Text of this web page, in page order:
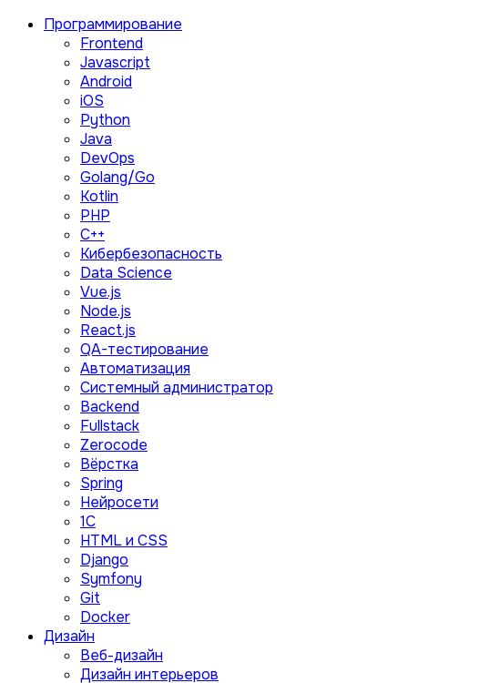
Программирование
Frontend
Javascript
Android
iOS
Python
Java
DevOps
Golang/Go
Kotlin
PHP
C++
Кибербезопасность
Data Science
Vue.js
Node.js
React.js
QA-тестирование
Автоматизация
Системный администратор
Backend
Fullstack
Zerocode
Вёрстка
Spring
Нейросети
1C
HTML и CSS
Django
Symfony
Git
Docker
Дизайн
Веб-дизайн
Дизайн интерьеров